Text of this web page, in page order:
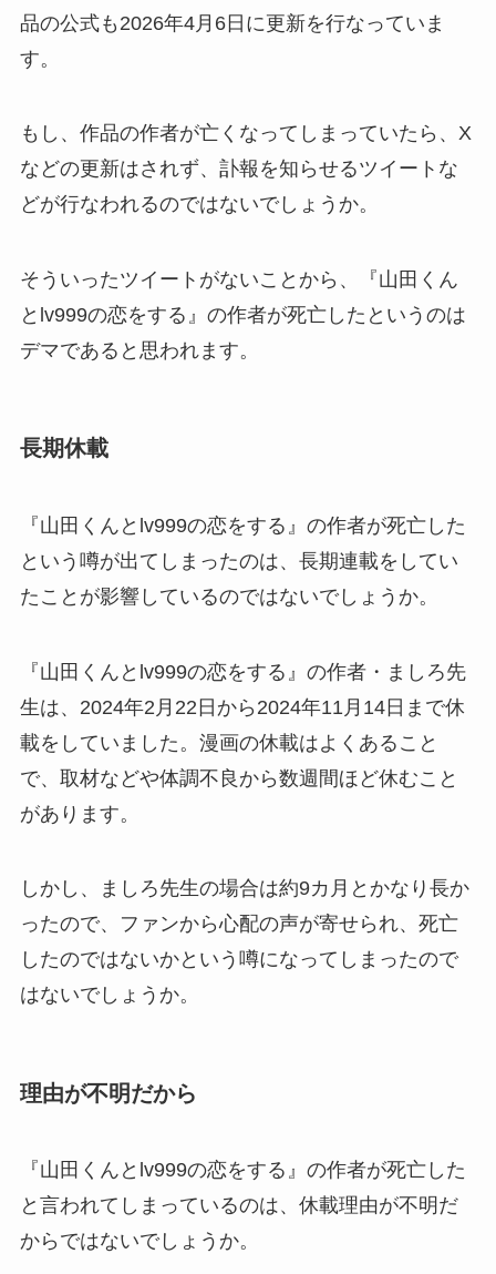
品の公式も2026年4月6日に更新を行なっていま
す。
もし、作品の作者が亡くなってしまっていたら、X
などの更新はされず、訃報を知らせるツイートな
どが行なわれるのではないでしょうか。
そういったツイートがないことから、『山田くん
とlv999の恋をする』の作者が死亡したというのは
デマであると思われます。
長期休載
『山田くんとlv999の恋をする』の作者が死亡した
という噂が出てしまったのは、長期連載をしてい
たことが影響しているのではないでしょうか。
『山田くんとlv999の恋をする』の作者・ましろ先
生は、2024年2月22日から2024年11月14日まで休
載をしていました。漫画の休載はよくあること
で、取材などや体調不良から数週間ほど休むこと
があります。
しかし、ましろ先生の場合は約9カ月とかなり長か
ったので、ファンから心配の声が寄せられ、死亡
したのではないかという噂になってしまったので
はないでしょうか。
理由が不明だから
『山田くんとlv999の恋をする』の作者が死亡した
と言われてしまっているのは、休載理由が不明だ
からではないでしょうか。